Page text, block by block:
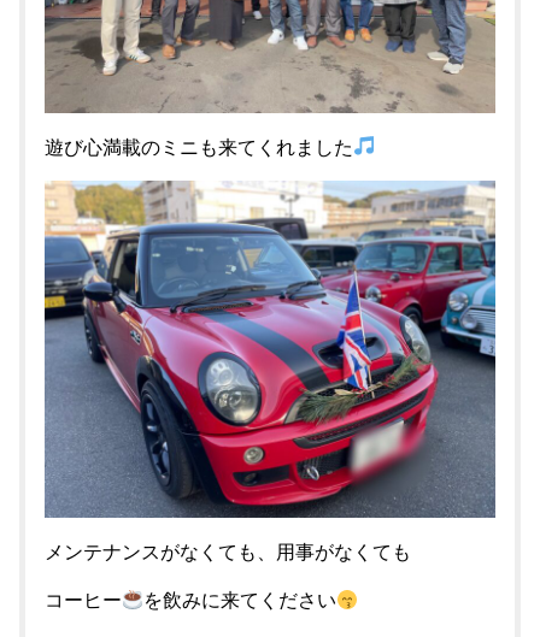
遊び心満載のミニも来てくれました
メンテナンスがなくても、用事がなくても
コーヒー を飲みに来てください